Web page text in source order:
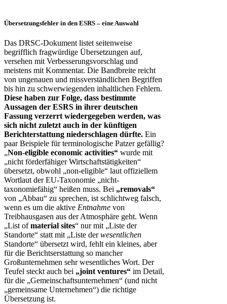
Übersetzungsfehler in den ESRS – eine Auswahl
Das DRSC-Dokument listet seitenweise
begrifflich fragwürdige Übersetzungen auf,
versehen mit Verbesserungsvorschlag und
meistens mit Kommentar. Die Bandbreite reicht
von ungenauen und missverständlichen Begriffen
bis hin zu schwerwiegenden inhaltlichen Fehlern.
Diese haben zur Folge, dass bestimmte
Aussagen der ESRS in ihrer deutschen
Fassung verzerrt wiedergegeben werden, was
sich nicht zuletzt auch in der künftigen
Berichterstattung niederschlagen dürfte. Ein
paar Beispiele für terminologische Patzer gefällig?
„Non-eligible economic activities“ wurde mit
„nicht förderfähiger Wirtschaftstätigkeiten“
übersetzt, obwohl „non-eligible“ laut offiziellem
Wortlaut der EU-Taxonomie „nicht-
taxonomiefähig“ heißen muss. Bei „removals“
von „Abbau“ zu sprechen, ist schlichtweg falsch,
wenn es um die aktive Entnahme von
Treibhausgasen aus der Atmosphäre geht. Wenn
„List ofmaterial sites“ nur mit „Liste der
Standorte“ statt mit „Liste derwesentlichen
Standorte“ übersetzt wird, fehlt ein kleines, aber
für die Berichtserstattung so mancher
Großunternehmen sehr wesentliches Wort. Der
Teufel steckt auch bei „joint ventures“ im Detail,
für die „Gemeinschaftsunternehmen“ (und nicht
„gemeinsame Unternehmen“) die richtige
Übersetzung ist.